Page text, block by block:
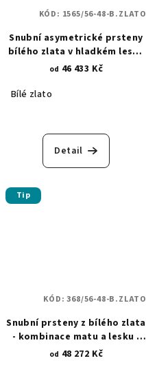
Snubní asymetrické prsteny
bílého zlata v hladkém lesku
od 46 433 Kč
Bílé zlato
Detail
KÓD: 1565/56-48-B.ZLATO
Tip
Snubní prsteny z bílého zlata
- kombinace matu a lesku -
pískované proužky 368
od 48 272 Kč
KÓD:368/56-48-B.ZLATO